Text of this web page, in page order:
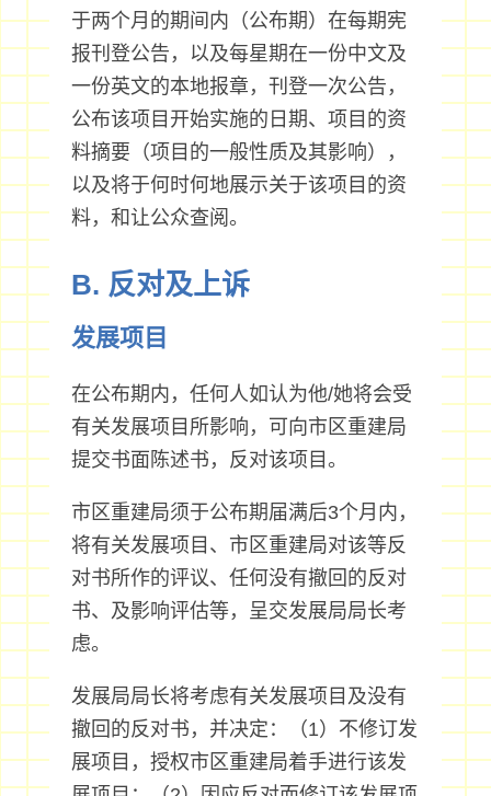
于两个月的期间内（公布期）在每期宪
报刊登公告，以及每星期在一份中文及
一份英文的本地报章，刊登一次公告，
公布该项目开始实施的日期、项目的资
料摘要（项目的一般性质及其影响），
以及将于何时何地展示关于该项目的资
料，和让公众查阅。
B. 反对及上诉
发展项目
在公布期内，任何人如认为他/她将会受
有关发展项目所影响，可向市区重建局
提交书面陈述书，反对该项目。
市区重建局须于公布期届满后3个月内，
将有关发展项目、市区重建局对该等反
对书所作的评议、任何没有撤回的反对
书、及影响评估等，呈交发展局局长考
虑。
发展局局长将考虑有关发展项目及没有
撤回的反对书，并决定：（1）不修订发
展项目，授权市区重建局着手进行该发